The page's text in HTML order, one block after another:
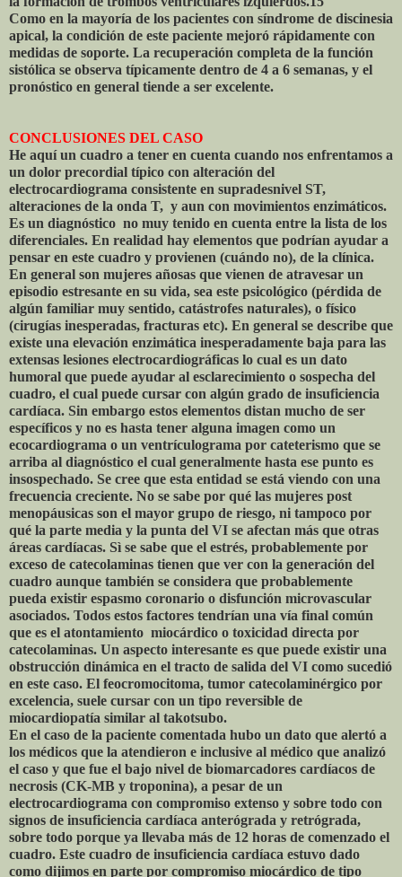
Como en la mayoría de los pacientes con síndrome de discinesia
apical, la condición de este paciente mejoró rápidamente con
medidas de soporte. La recuperación completa de la función
sistólica se observa típicamente dentro de 4 a 6 semanas, y el
pronóstico en general tiende a ser excelente.
CONCLUSIONES DEL CASO
He aquí un cuadro a tener en cuenta cuando nos enfrentamos a
un dolor precordial típico con alteración del
electrocardiograma consistente en supradesnivel ST,
alteraciones de la onda T, y aun con movimientos enzimáticos.
Es un diagnóstico no muy tenido en cuenta entre la lista de los
diferenciales. En realidad hay elementos que podrían ayudar a
pensar en este cuadro y provienen (cuándo no), de la clínica.
En general son mujeres añosas que vienen de atravesar un
episodio estresante en su vida, sea este psicológico (pérdida de
algún familiar muy sentido, catástrofes naturales), o físico
(cirugías inesperadas, fracturas etc). En general se describe que
existe una elevación enzimática inesperadamente baja para las
extensas lesiones electrocardiográficas lo cual es un dato
humoral que puede ayudar al esclarecimiento o sospecha del
cuadro, el cual puede cursar con algún grado de insuficiencia
cardíaca. Sin embargo estos elementos distan mucho de ser
específicos y no es hasta tener alguna imagen como un
ecocardiograma o un ventrículograma por cateterismo que se
arriba al diagnóstico el cual generalmente hasta ese punto es
insospechado. Se cree que esta entidad se está viendo con una
frecuencia creciente. No se sabe por qué las mujeres post
menopáusicas son el mayor grupo de riesgo, ni tampoco por
qué la parte media y la punta del VI se afectan más que otras
áreas cardíacas. Sì se sabe que el estrés, probablemente por
exceso de catecolaminas tienen que ver con la generación del
cuadro aunque también se considera que probablemente
pueda existir espasmo coronario o disfunción microvascular
asociados. Todos estos factores tendrían una vía final común
que es el atontamiento miocárdico o toxicidad directa por
catecolaminas. Un aspecto interesante es que puede existir una
obstrucción dinámica en el tracto de salida del VI como sucedió
en este caso. El feocromocitoma, tumor catecolaminérgico por
excelencia, suele cursar con un tipo reversible de
miocardiopatía similar al takotsubo.
En el caso de la paciente comentada hubo un dato que alertó a
los médicos que la atendieron e inclusive al médico que analizó
el caso y que fue el bajo nivel de biomarcadores cardíacos de
necrosis (CK-MB y troponina), a pesar de un
electrocardiograma con compromiso extenso y sobre todo con
signos de insuficiencia cardíaca anterógrada y retrógrada,
sobre todo porque ya llevaba más de 12 horas de comenzado el
cuadro. Este cuadro de insuficiencia cardíaca estuvo dado
como dijimos en parte por compromiso miocárdico de tipo